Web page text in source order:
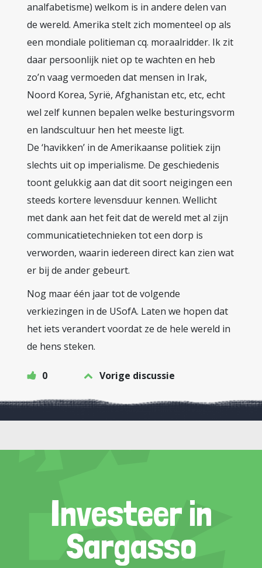
analfabetisme) welkom is in andere delen van
de wereld. Amerika stelt zich momenteel op als
een mondiale politieman cq. moraalridder. Ik zit
daar persoonlijk niet op te wachten en heb
zo’n vaag vermoeden dat mensen in Irak,
Noord Korea, Syrië, Afghanistan etc, etc, echt
wel zelf kunnen bepalen welke besturingsvorm
en landscultuur hen het meeste ligt.
De ‘havikken’ in de Amerikaanse politiek zijn
slechts uit op imperialisme. De geschiedenis
toont gelukkig aan dat dit soort neigingen een
steeds kortere levensduur kennen. Wellicht
met dank aan het feit dat de wereld met al zijn
communicatietechnieken tot een dorp is
verworden, waarin iedereen direct kan zien wat
er bij de ander gebeurt.
Nog maar één jaar tot de volgende
verkiezingen in de USofA. Laten we hopen dat
het iets verandert voordat ze de hele wereld in
de hens steken.
0 Vorige discussie
Investeer in
Sargasso